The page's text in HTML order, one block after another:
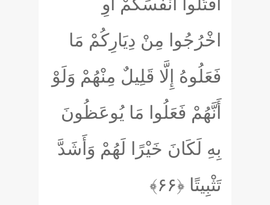
اخْرُجُوا مِنْ دِيَارِكُمْ مَا
فَعَلُوهُ إِلَّا قَلِيلٌ مِنْهُمْ وَلَوْ
أَنَّهُمْ فَعَلُوا مَا يُوعَظُونَ
بِهِ لَكَانَ خَيْرًا لَهُمْ وَأَشَدَّ
تَثْبِيتًا ﴿۶۶﴾